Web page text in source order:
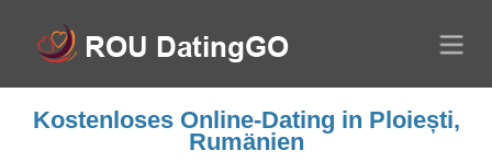
Kostenloses Online-Dating in Ploiești,
Rumänien